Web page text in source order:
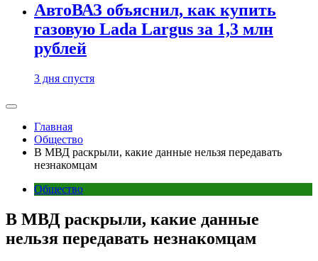
АвтоВАЗ объяснил, как купить
газовую Lada Largus за 1,3 млн
рублей
3 дня спустя
Главная
Общество
В МВД раскрыли, какие данные нельзя передавать
незнакомцам
Общество
В МВД раскрыли, какие данные
нельзя передавать незнакомцам